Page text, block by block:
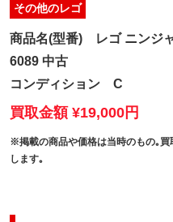
その他のレゴ
商品名(型番)
レゴ ニンジ
6089 中古
コンディション
C
買取金額 ¥19,000円
※掲載の商品や価格は当時のもの｡
します｡